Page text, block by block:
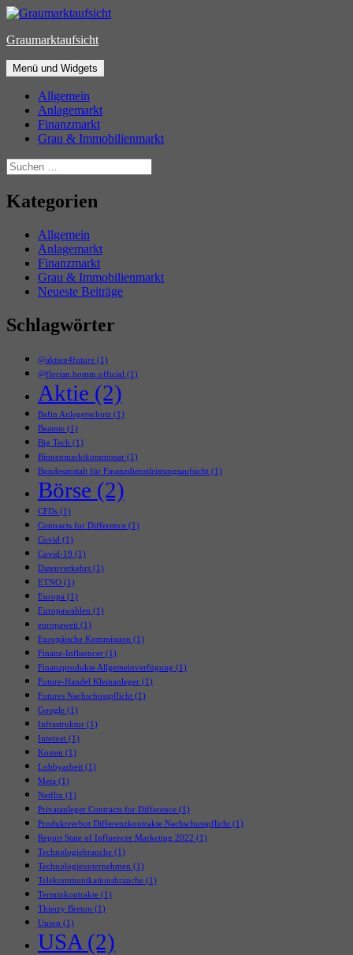
Zum
springen
Graumarktaufsicht
Menü und Widgets
Allgemein
Anlagemarkt
Finanzmarkt
Grau & Immobilienmarkt
Suchen
nach:
Kategorien
Allgemein
Anlagemarkt
Finanzmarkt
Grau & Immobilienmarkt
Neueste Beiträge
Schlagwörter
@aktien4future (1)
@florian.homm.official (1)
Aktie (2)
Bafin Anlegerschutz (1)
Beamte (1)
Big Tech (1)
Binnenmarktkommissar (1)
Bundesanstalt für Finanzdienstleistungsaufsicht (1)
Börse (2)
CFDs (1)
Contracts for Difference (1)
Covid (1)
Covid-19 (1)
Datenverkehrs (1)
ETNO (1)
Europa (1)
Europawahlen (1)
europaweit (1)
Europäische Kommission (1)
Finanz-Influencer (1)
Finanzprodukte Allgemeinverfügung (1)
Future-Handel Kleinanleger (1)
Futures Nachschusspflicht (1)
Google (1)
Infrastruktur (1)
Internet (1)
Kosten (1)
Lobbyarbeit (1)
Meta (1)
Netflix (1)
Privatanleger Contracts for Difference (1)
Produktverbot Differenzkontrakte Nachschusspflicht (1)
Report State of Influencer Marketing 2022 (1)
Technologiebranche (1)
Technologieunternehmen (1)
Telekommunikationsbranche (1)
Terminkontrakte (1)
Thierry Breton (1)
Union (1)
USA (2)